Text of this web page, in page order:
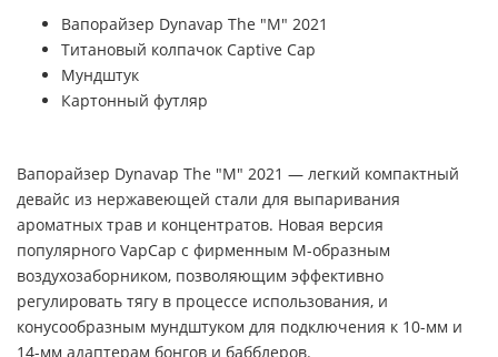
Вапорайзер Dynavap The "M" 2021
Титановый колпачок Captive Cap
Мундштук
Картонный футляр
Вапорайзер Dynavap The "M" 2021 — легкий компактный
девайс из нержавеющей стали для выпаривания
ароматных трав и концентратов. Новая версия
популярного VapCap с фирменным М-образным
воздухозаборником, позволяющим эффективно
регулировать тягу в процессе использования, и
конусообразным мундштуком для подключения к 10-мм и
14-мм адаптерам бонгов и бабблеров.